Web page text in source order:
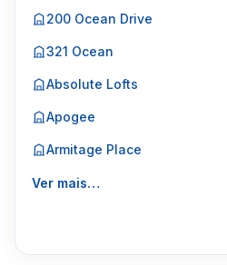
200 Ocean Drive
321 Ocean
Absolute Lofts
Apogee
Armitage Place
Ver mais…